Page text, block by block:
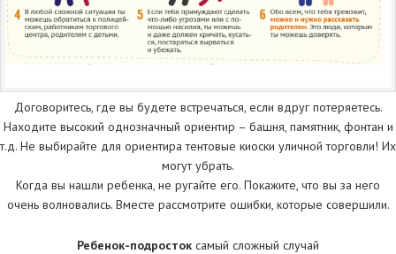
Договоритесь, где вы будете встречаться, если вдруг потеряетесь.
Находите высокий однозначный ориентир – башня, памятник, фонтан и
т.д. Не выбирайте для ориентира тентовые киоски уличной торговли! Их
могут убрать.
Когда вы нашли ребенка, не ругайте его. Покажите, что вы за него
очень волновались. Вместе рассмотрите ошибки, которые совершили.
Ребенок-подросток самый сложный случай